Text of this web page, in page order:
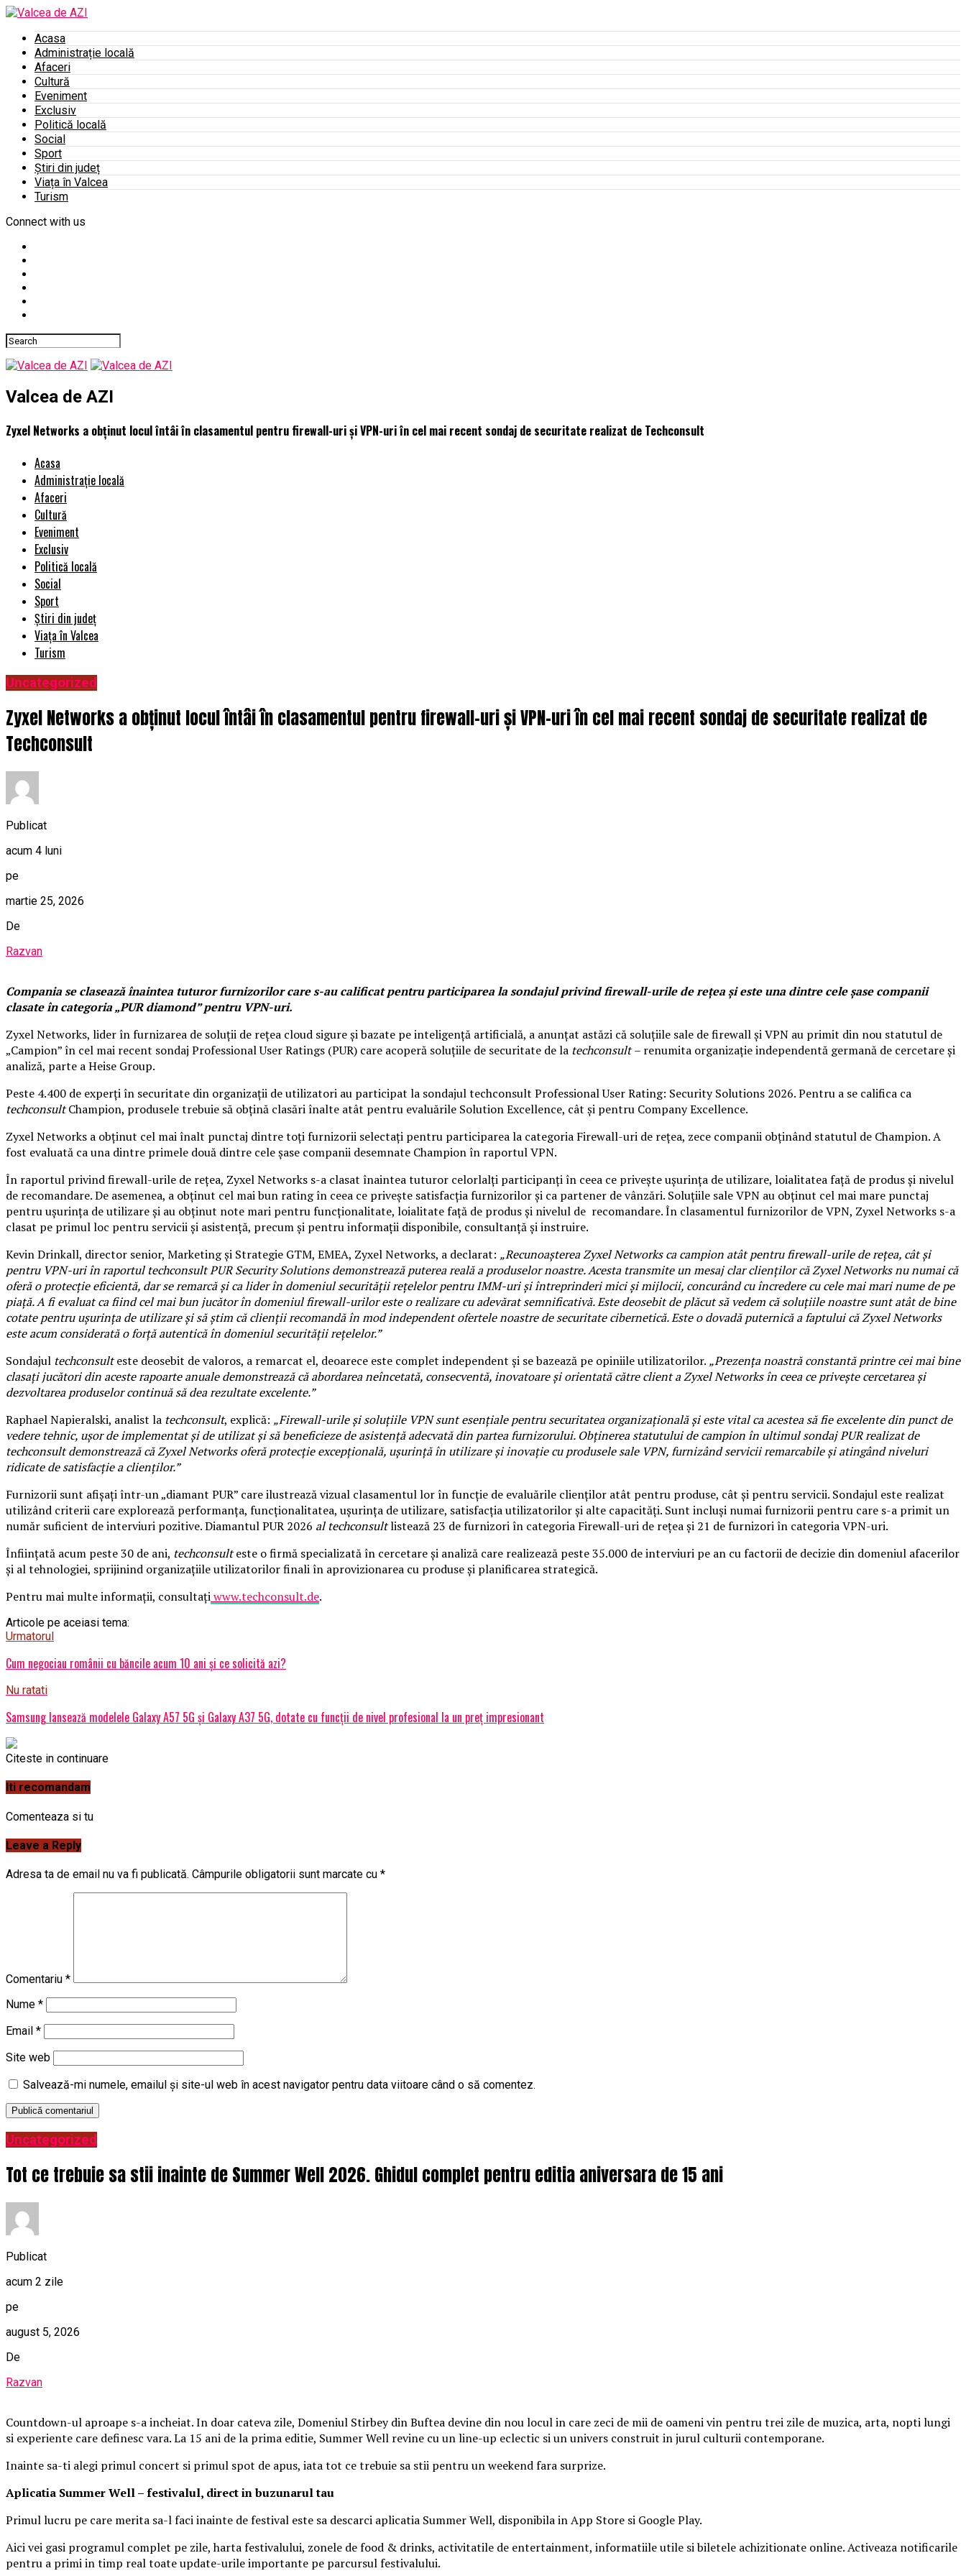
Acasa
Administrație locală
Afaceri
Cultură
Eveniment
Exclusiv
Politică locală
Social
Sport
Știri din județ
Viața în Valcea
Turism
Connect with us
Valcea de AZI
Zyxel Networks a obținut locul întâi în clasamentul pentru firewall-uri și VPN-uri în cel mai recent sondaj de securitate realizat de Techconsult
Acasa
Administrație locală
Afaceri
Cultură
Eveniment
Exclusiv
Politică locală
Social
Sport
Știri din județ
Viața în Valcea
Turism
Uncategorized
Zyxel Networks a obținut locul întâi în clasamentul pentru firewall-uri și VPN-uri în cel mai recent sondaj de securitate realizat de
Techconsult
Publicat
acum 4 luni
pe
martie 25, 2026
De
Razvan
Compania se clasează înaintea tuturor furnizorilor care s-au calificat pentru participarea la sondajul privind firewall-urile de rețea și este una dintre cele șase companii
clasate în categoria „PUR diamond” pentru VPN-uri.
Zyxel Networks, lider în furnizarea de soluții de rețea cloud sigure și bazate pe inteligență artificială, a anunțat astăzi că soluțiile sale de firewall și VPN au primit din nou statutul de
„Campion” în cel mai recent sondaj Professional User Ratings (PUR) care acoperă soluțiile de securitate de la techconsult– renumita organizație independentă germană de cercetare și
analiză, parte a Heise Group.
Peste 4.400 de experți în securitate din organizații de utilizatori au participat la sondajul techconsult Professional User Rating: Security Solutions 2026. Pentru a se califica ca
techconsultChampion, produsele trebuie să obțină clasări înalte atât pentru evaluările Solution Excellence, cât și pentru Company Excellence.
Zyxel Networks a obținut cel mai înalt punctaj dintre toți furnizorii selectați pentru participarea la categoria Firewall-uri de rețea, zece companii obținând statutul de Champion. A
fost evaluată ca una dintre primele două dintre cele șase companii desemnate Champion în raportul VPN.
În raportul privind firewall-urile de rețea, Zyxel Networks s-a clasat înaintea tuturor celorlalți participanți în ceea ce privește ușurința de utilizare, loialitatea față de produs și nivelul
de recomandare. De asemenea, a obținut cel mai bun rating în ceea ce privește satisfacția furnizorilor și ca partener de vânzări. Soluțiile sale VPN au obținut cel mai mare punctaj
pentru ușurința de utilizare și au obținut note mari pentru funcționalitate, loialitate față de produs și nivelul de recomandare. În clasamentul furnizorilor de VPN, Zyxel Networks s-a
clasat pe primul loc pentru servicii și asistență, precum și pentru informații disponibile, consultanță și instruire.
Kevin Drinkall, director senior, Marketing și Strategie GTM, EMEA, Zyxel Networks, a declarat: „Recunoașterea Zyxel Networks ca campion atât pentru firewall-urile de rețea, cât și
pentru VPN-uri în raportul techconsult PUR Security Solutions demonstrează puterea reală a produselor noastre. Acesta transmite un mesaj clar clienților că Zyxel Networks nu numai că
oferă o protecție eficientă, dar se remarcă și ca lider în domeniul securității rețelelor pentru IMM-uri și întreprinderi mici și mijlocii, concurând cu încredere cu cele mai mari nume de pe
piață. A fi evaluat ca fiind cel mai bun jucător în domeniul firewall-urilor este o realizare cu adevărat semnificativă. Este deosebit de plăcut să vedem că soluțiile noastre sunt atât de bine
cotate pentru ușurința de utilizare și să știm că clienții recomandă în mod independent ofertele noastre de securitate cibernetică. Este o dovadă puternică a faptului că Zyxel Networks
este acum considerată o forță autentică în domeniul securității rețelelor.”
Sondajul techconsulteste deosebit de valoros, a remarcat el, deoarece este complet independent și se bazează pe opiniile utilizatorilor. „Prezența noastră constantă printre cei mai bine
clasați jucători din aceste rapoarte anuale demonstrează că abordarea neîncetată, consecventă, inovatoare și orientată către client a Zyxel Networks în ceea ce privește cercetarea și
dezvoltarea produselor continuă să dea rezultate excelente.”
Raphael Napieralski, analist la techconsult, explică: „Firewall-urile și soluțiile VPN sunt esențiale pentru securitatea organizațională și este vital ca acestea să fie excelente din punct de
vedere tehnic, ușor de implementat și de utilizat și să beneficieze de asistență adecvată din partea furnizorului. Obținerea statutului de campion în ultimul sondaj PUR realizat de
techconsult demonstrează că Zyxel Networks oferă protecție excepțională, ușurință în utilizare și inovație cu produsele sale VPN, furnizând servicii remarcabile și atingând niveluri
ridicate de satisfacție a clienților.”
Furnizorii sunt afișați într-un „diamant PUR” care ilustrează vizual clasamentul lor în funcție de evaluările clienților atât pentru produse, cât și pentru servicii. Sondajul este realizat
utilizând criterii care explorează performanța, funcționalitatea, ușurința de utilizare, satisfacția utilizatorilor și alte capacități. Sunt incluși numai furnizorii pentru care s-a primit un
număr suficient de interviuri pozitive. Diamantul PUR 2026 al techconsultlistează 23 de furnizori în categoria Firewall-uri de rețea și 21 de furnizori în categoria VPN-uri.
Înființată acum peste 30 de ani, techconsulteste o firmă specializată în cercetare și analiză care realizează peste 35.000 de interviuri pe an cu factorii de decizie din domeniul afacerilor
și al tehnologiei, sprijinind organizațiile utilizatorilor finali în aprovizionarea cu produse și planificarea strategică.
Pentru mai multe informații, consultațiwww.techconsult.de.
Articole pe aceiasi tema:
Urmatorul
Cum negociau românii cu băncile acum 10 ani și ce solicită azi?
Nu ratati
Samsung lansează modelele Galaxy A57 5G și Galaxy A37 5G, dotate cu funcții de nivel profesional la un preț impresionant
Citeste in continuare
Iti recomandam
Comenteaza si tu
Leave a Reply
Adresa ta de email nu va fi publicată. Câmpurile obligatorii sunt marcate cu *
Comentariu *
Nume *
Email *
Site web
Salvează-mi numele, emailul și site-ul web în acest navigator pentru data viitoare când o să comentez.
Uncategorized
Tot ce trebuie sa stii inainte de Summer Well 2026. Ghidul complet pentru editia aniversara de 15 ani
Publicat
acum 2 zile
pe
august 5, 2026
De
Razvan
Countdown-ul aproape s-a incheiat. In doar cateva zile, Domeniul Stirbey din Buftea devine din nou locul in care zeci de mii de oameni vin pentru trei zile de muzica, arta, nopti lungi
si experiente care definesc vara. La 15 ani de la prima editie, Summer Well revine cu un line-up eclectic si un univers construit in jurul culturii contemporane.
Inainte sa-ti alegi primul concert si primul spot de apus, iata tot ce trebuie sa stii pentru un weekend fara surprize.
Aplicatia Summer Well– festivalul, direct in buzunarul tau
Primul lucru pe care merita sa-l faci inainte de festival este sa descarci aplicatia Summer Well, disponibila in App Store si Google Play.
Aici vei gasi programul complet pe zile, harta festivalului, zonele de food & drinks, activitatile de entertainment, informatiile utile si biletele achizitionate online. Activeaza notificarile
pentru a primi in timp real toate update-urile importante pe parcursul festivalului.